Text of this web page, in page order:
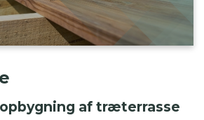
af træterrasse